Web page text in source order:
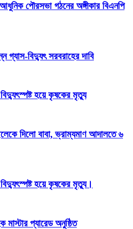
পৌরসভা গঠনের অঙ্গীকার বিএনপি
গ্যাস-বিদ্যুৎ সরবরাহের দাবি
হয়ে কৃষকের মৃত্যু
দিলো বাবা, ভ্রাম্যমাণ আদালতে ৬
হয়ে কৃষকের মৃত্যু।
মাস্টার প্যারেড অনুষ্ঠিত